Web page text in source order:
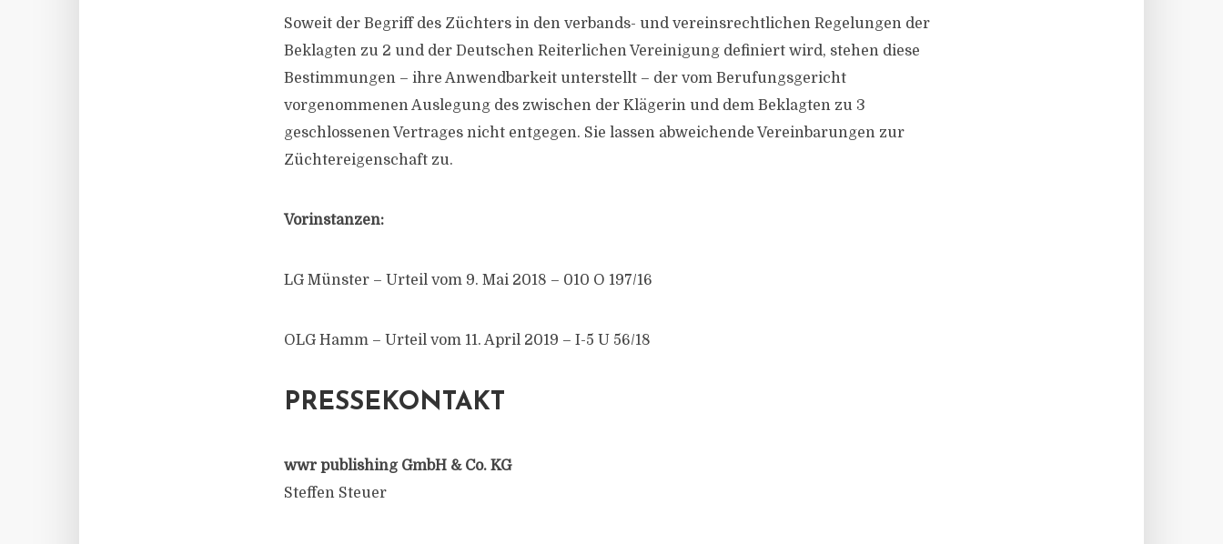
Soweit der Begriff des Züchters in den verbands- und vereinsrechtlichen Regelungen der
Beklagten zu 2 und der Deutschen Reiterlichen Vereinigung definiert wird, stehen diese
Bestimmungen – ihre Anwendbarkeit unterstellt – der vom Berufungsgericht
vorgenommenen Auslegung des zwischen der Klägerin und dem Beklagten zu 3
geschlossenen Vertrages nicht entgegen. Sie lassen abweichende Vereinbarungen zur
Züchtereigenschaft zu.
Vorinstanzen:
LG Münster – Urteil vom 9. Mai 2018 – 010 O 197/16
OLG Hamm – Urteil vom 11. April 2019 – I-5 U 56/18
PRESSEKONTAKT
wwr publishing GmbH & Co. KG
Steffen Steuer